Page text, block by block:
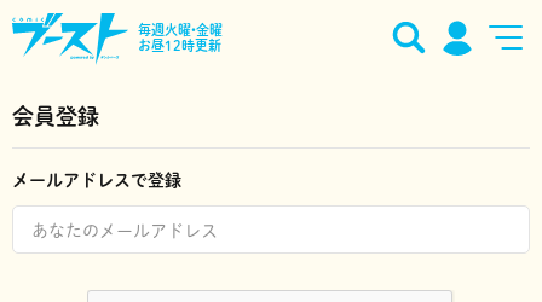
毎週火曜•金曜
お昼12時更新
会員登録
メールアドレスで登録